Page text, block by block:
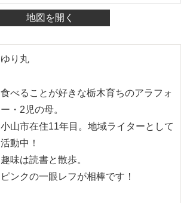
地図を開く
ゆり丸
食べることが好きな栃木育ちのアラフォ
ー・2児の母。
小山市在住11年目。地域ライターとして
活動中！
趣味は読書と散歩。
ピンクの一眼レフが相棒です！